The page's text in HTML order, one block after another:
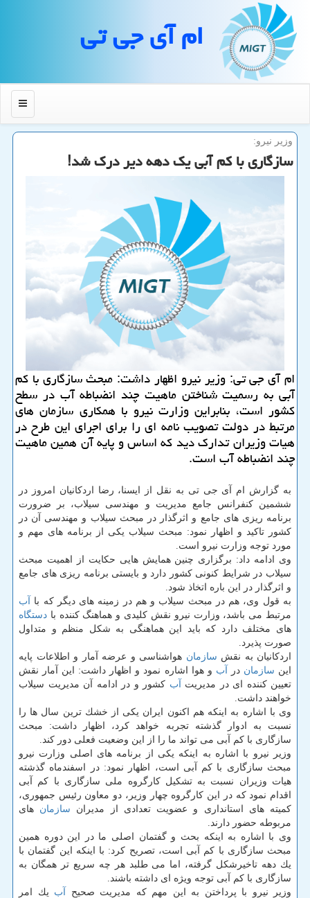
ام آی جی تی
منو
وزیر نیرو:
سازگاری با كم آبی یك دهه دیر درك شد!
ام آی جی تی: وزیر نیرو اظهار داشت: مبحث سازگاری با كم
آبی به رسمیت شناختن ماهیت چند انضباطه آب در سطح
كشور است، بنابراین وزارت نیرو با همكاری سازمان های
مرتبط در دولت تصویب نامه ای را برای اجرای این طرح در
هیات وزیران تدارك دید كه اساس و پایه آن همین ماهیت
چند انضباطه آب است.
به گزارش ام آی جی تی به نقل از ایسنا، رضا اردكانیان امروز در
ششمین كنفرانس جامع مدیریت و مهندسی سیلاب، بر ضرورت
برنامه ریزی های جامع و اثرگذار در مبحث سیلاب و مهندسی آن در
كشور تاكید و اظهار نمود: مبحث سیلاب یكی از برنامه های مهم و
مورد توجه وزارت نیرو است.
وی ادامه داد: برگزاری چنین همایش هایی حكایت از اهمیت مبحث
سیلاب در شرایط كنونی كشور دارد و بایستی برنامه ریزی های جامع
و اثرگذار در این باره اتخاذ شود.
به قول وی، هم در مبحث سیلاب و هم در زمینه های دیگر كه با آب
مرتبط می باشد، وزارت نیرو نقش كلیدی و هماهنگ كننده با دستگاه
های مختلف دارد كه باید این هماهنگی به شكل منظم و متداول
صورت پذیرد.
اردكانیان به نقش سازمان هواشناسی و عرضه آمار و اطلاعات پایه
این سازمان در آب و هوا اشاره نمود و اظهار داشت: این آمار نقش
تعیین كننده ای در مدیریت آب كشور و در ادامه آن مدیریت سیلاب
خواهند داشت.
وی با اشاره به اینكه هم اكنون ایران یكی از خشك ترین سال ها را
نسبت به ادوار گذشته تجربه خواهد كرد، اظهار داشت: مبحث
سازگاری با كم آبی می تواند ما را از این وضعیت فعلی دور كند.
وزیر نیرو با اشاره به اینكه یكی از برنامه های اصلی وزارت نیرو
مبحث سازگاری با كم آبی است، اظهار نمود: در اسفندماه گذشته
هیات وزیران نسبت به تشكیل كارگروه ملی سازگاری با كم آبی
اقدام نمود كه در این كارگروه چهار وزیر، دو معاون رئیس جمهوری،
كمیته های استانداری و عضویت تعدادی از مدیران سازمان های
مربوطه حضور دارند.
وی با اشاره به اینكه بحث و گفتمان اصلی ما در این دوره همین
مبحث سازگاری با كم آبی است، تصریح كرد: با اینكه این گفتمان با
یك دهه تاخیرشكل گرفته، اما می طلبد هر چه سریع تر همگان به
سازگاری با كم آبی توجه ویژه ای داشته باشند.
وزیر نیرو با پرداختن به این مهم كه مدیریت صحیح آب یك امر